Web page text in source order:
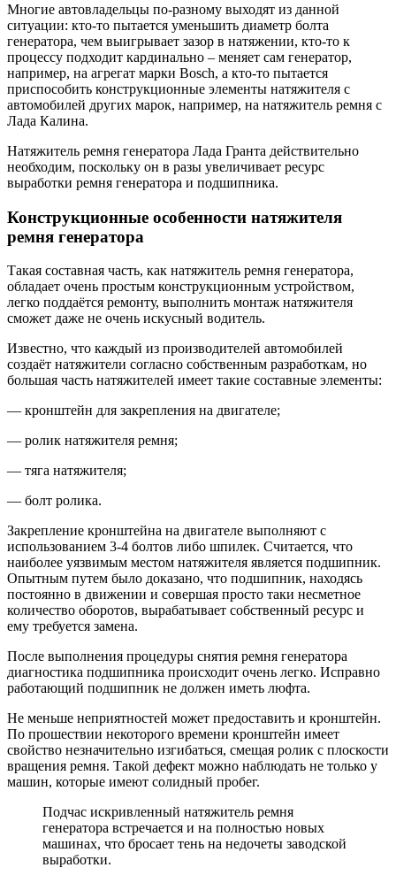
Многие автовладельцы по-разному выходят из данной
ситуации: кто-то пытается уменьшить диаметр болта
генератора, чем выигрывает зазор в натяжении, кто-то к
процессу подходит кардинально – меняет сам генератор,
например, на агрегат марки Bosch, а кто-то пытается
приспособить конструкционные элементы натяжителя с
автомобилей других марок, например, на натяжитель ремня с
Лада Калина.
Натяжитель ремня генератора Лада Гранта действительно
необходим, поскольку он в разы увеличивает ресурс
выработки ремня генератора и подшипника.
Конструкционные особенности натяжителя
ремня генератора
Такая составная часть, как натяжитель ремня генератора,
обладает очень простым конструкционным устройством,
легко поддаётся ремонту, выполнить монтаж натяжителя
сможет даже не очень искусный водитель.
Известно, что каждый из производителей автомобилей
создаёт натяжители согласно собственным разработкам, но
большая часть натяжителей имеет такие составные элементы:
— кронштейн для закрепления на двигателе;
— ролик натяжителя ремня;
— тяга натяжителя;
— болт ролика.
Закрепление кронштейна на двигателе выполняют с
использованием 3-4 болтов либо шпилек. Считается, что
наиболее уязвимым местом натяжителя является подшипник.
Опытным путем было доказано, что подшипник, находясь
постоянно в движении и совершая просто таки несметное
количество оборотов, вырабатывает собственный ресурс и
ему требуется замена.
После выполнения процедуры снятия ремня генератора
диагностика подшипника происходит очень легко. Исправно
работающий подшипник не должен иметь люфта.
Не меньше неприятностей может предоставить и кронштейн.
По прошествии некоторого времени кронштейн имеет
свойство незначительно изгибаться, смещая ролик с плоскости
вращения ремня. Такой дефект можно наблюдать не только у
машин, которые имеют солидный пробег.
Подчас искривленный натяжитель ремня
генератора встречается и на полностью новых
машинах, что бросает тень на недочеты заводской
выработки.